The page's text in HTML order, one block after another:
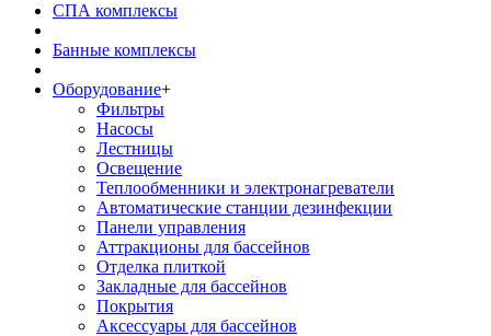
СПА комплексы
Банные комплексы
Оборудование+
Фильтры
Насосы
Лестницы
Освещение
Теплообменники и электронагреватели
Автоматические станции дезинфекции
Панели управления
Аттракционы для бассейнов
Отделка плиткой
Закладные для бассейнов
Покрытия
Аксессуары для бассейнов